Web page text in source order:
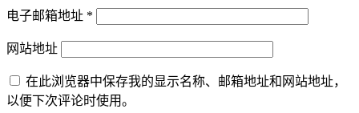
电子邮箱地址 *
网站地址
在此浏览器中保存我的显示名称、邮箱地址和网站地址，
以便下次评论时使用。